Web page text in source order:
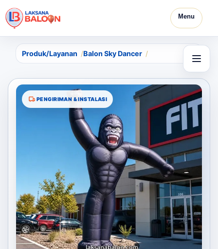
Menu
Produk/Layanan Balon Sky Dancer
PENGIRIMAN & INSTALASI